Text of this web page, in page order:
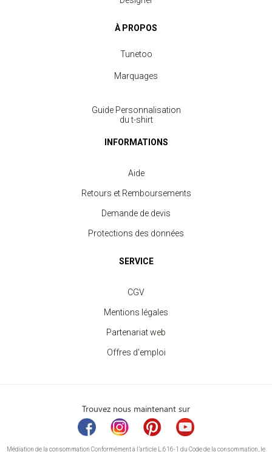
À PROPOS
Tunetoo
Marquages
Guide Personnalisation
du t-shirt
INFORMATIONS
Aide
Retours et Remboursements
Demande de devis
Protections des données
SERVICE
CGV
Mentions légales
Partenariat web
Offres d'emploi
Trouvez nous maintenant sur
Médiation de la consommation Conformément à l’article L.616-1 du Code de la consommation, le